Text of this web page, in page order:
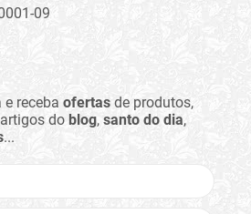
09
e receba ofertas de produtos,
do blog, santo do dia,
...